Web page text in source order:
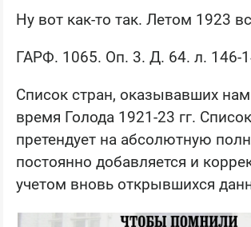
Ну вот как-то так. Летом 1923
ГАРФ. 1065. Оп. 3. Д. 64. л. 146-
Список стран, оказывавших
время Голода 1921-23 гг.
претендует на абсолютную
постоянно добавляется и
учетом вновь открывшихся